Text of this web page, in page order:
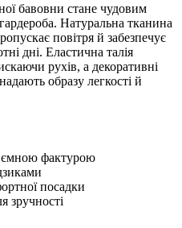
бавовни стане чудовим
Натуральна тканина
повітря й забезпечує
дні. Еластична талія
рухів, а декоративні
образу легкості й
фактурою
посадки
зручності